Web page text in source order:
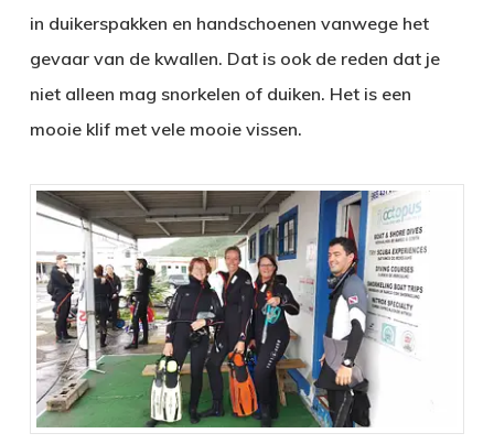
in duikerspakken en handschoenen vanwege het
gevaar van de kwallen. Dat is ook de reden dat je
niet alleen mag snorkelen of duiken. Het is een
mooie klif met vele mooie vissen.